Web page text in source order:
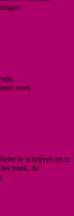
over.
te schrijven en te
boek, de